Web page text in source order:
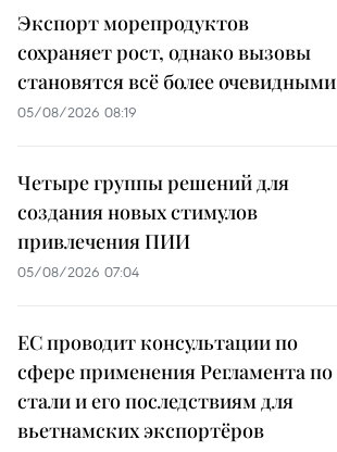
Экспорт морепродуктов
сохраняет рост, однако вызовы
становятся всё более очевидными
05/08/2026 08:19
Четыре группы решений для
создания новых стимулов
привлечения ПИИ
05/08/2026 07:04
ЕС проводит консультации по
сфере применения Регламента по
стали и его последствиям для
вьетнамских экспортёров